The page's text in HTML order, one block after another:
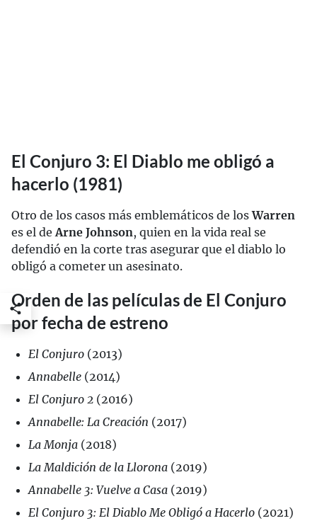
El Conjuro 3: El Diablo me obligó a
hacerlo (1981)
Otro de los casos más emblemáticos de losWarren
es el deArne Johnson, quien en la vida real se
defendió en la corte tras asegurar que el diablo lo
obligó a cometer un asesinato.
Orden de las películas de El Conjuro
por fecha de estreno
El Conjuro (2013)
Annabelle (2014)
El Conjuro 2 (2016)
Annabelle: La Creación (2017)
La Monja (2018)
La Maldición de la Llorona (2019)
Annabelle 3: Vuelve a Casa (2019)
El Conjuro 3: El Diablo Me Obligó a Hacerlo (2021)